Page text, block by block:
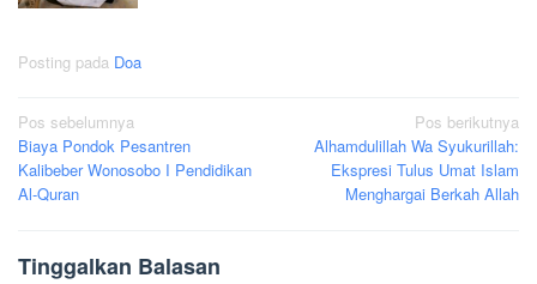
Posting pada Doa
Navigasi
pos
Pos sebelumnya
Biaya Pondok Pesantren
Kalibeber Wonosobo I Pendidikan
Al-Quran
Pos berikutnya
Alhamdulillah Wa Syukurillah:
Ekspresi Tulus Umat Islam
Menghargai Berkah Allah
Tinggalkan Balasan